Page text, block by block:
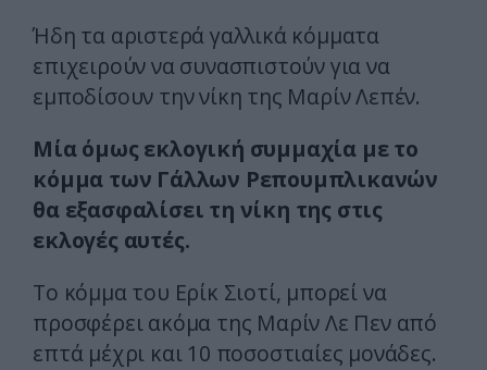
Ήδη τα αριστερά γαλλικά κόμματα
επιχειρούν να συνασπιστούν για να
εμποδίσουν την νίκη της Μαρίν Λεπέν.
Μία όμως εκλογική συμμαχία με το
κόμμα των Γάλλων Ρεπουμπλικανών
θα εξασφαλίσει τη νίκη της στις
εκλογές αυτές.
Το κόμμα του Ερίκ Σιοτί, μπορεί να
προσφέρει ακόμα της Μαρίν Λε Πεν από
επτά μέχρι και 10 ποσοστιαίες μονάδες.